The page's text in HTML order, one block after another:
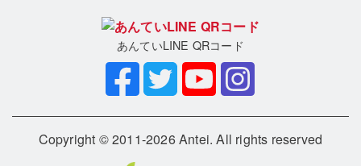
あんていLINE QRコード
Copyright © 2011-2026 Antei. All rights reserved